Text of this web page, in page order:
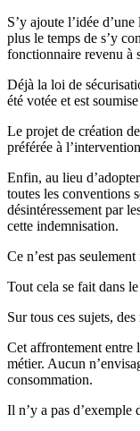
S’y ajoute l’idée
plus le temps de s’y
fonctionnaire revenu à
Déjà la loi de
été votée et est
Le projet de création
préférée à
Enfin, au lieu
toutes les conventions
désintéressement par
cette indemnisation.
Ce n’est pas
Tout cela se fait dans
Sur tous ces sujets,
Cet affrontement entre
métier. Aucun
consommation.
Il n’y a pas d’exemple